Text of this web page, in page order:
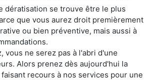
dératisation se trouve être le plus
que vous aurez droit premièrement
ou bien préventive, mais aussi à
vous ne serez pas à l'abri d'une
Alors prenez dès aujourd'hui la
recours à nos services pour une